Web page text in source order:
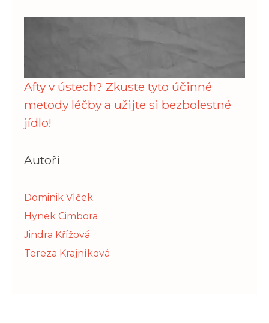
Afty v ústech? Zkuste tyto účinné
metody léčby a užijte si bezbolestné
jídlo!
Autoři
Dominik Vlček
Hynek Cimbora
Jindra Křížová
Tereza Krajníková